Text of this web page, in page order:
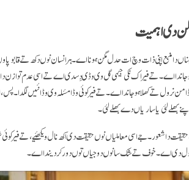
دی اہمیت
دا منبع اپنی ذات وچ ات حدل مگن ہونا اے۔ ہر انسان نوں دکھ تے
اے۔ تے فیر اک نکی جیہی گل وی وڈی دِسدی اے تے اسی عدم توازن
نرول تے کھلا ہو جاندا اے۔ تے فیر کوئی وڈا مسٔلہ وی وڈا نئیں لگدا۔
بھلے لئی یا ساریاں دے بھلے لئی۔
دا شعور۔ جے اسی معاملیاں نوں حقیقت دی اکھ نال ویکھئیے، تے فیر
دی اے۔ خوف تے شک سانوں دوجیاں توں دور کر دیندا اے۔